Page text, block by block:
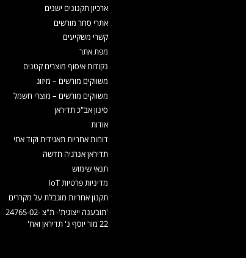
ארכיון תקנונים ישנים
אתרי סחר מורשים
קשרי משקיעים
מפת אתר
נקודות איסוף מוצרים קטנים
משווקים מורשים – מיזוג
משווקים מורשים – מוצרי חשמל
סינון אב"כ תדיראן
אודות
דוחות אחריות תאגידית וקוד אתי
תדיראן אנרגיה חדשה
תנאי שימוש
מדיניות פרטיות IoT
תקנון אחריות מוגבלת על מקררים
'תובענה ייצוגית'- ת"צ 24765-02-
22 מור יוסף נ' תדיראן ואח'